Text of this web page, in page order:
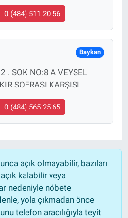
0 (484) 511 20 56
Baykan
. SOK NO:8 A VEYSEL
SOFRASI KARŞISI
0 (484) 565 25 65
açık olmayabilir, bazıları
kalabilir veya
nedeniyle nöbete
yola çıkmadan önce
telefon aracılığıyla teyit